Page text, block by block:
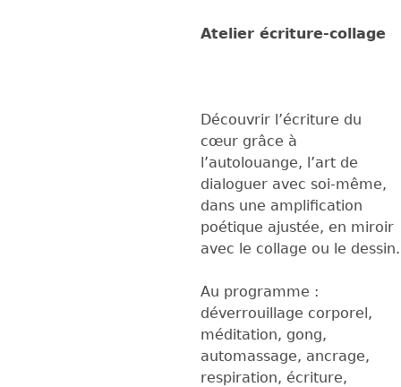
Atelier écriture-collage
Découvrir l’écriture du
cœur grâce à
l’autolouange, l’art de
dialoguer avec soi-même,
dans une amplification
poétique ajustée, en miroir
avec le collage ou le dessin.
Au programme :
déverrouillage corporel,
méditation, gong,
automassage, ancrage,
respiration, écriture,